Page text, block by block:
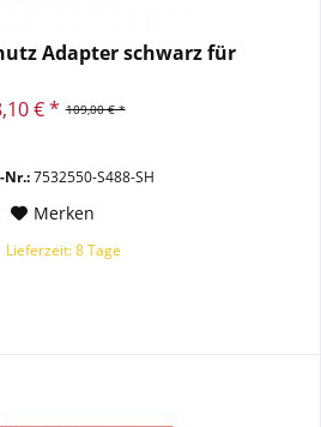
Adapter schwarz für
109,00 € *
€ *
7532550-S488-SH
Merken
Lieferzeit: 8 Tage